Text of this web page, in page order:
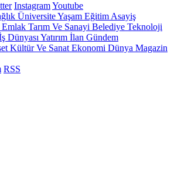
InstagramYoutube
ÜniversiteYaşam Eğitim Asayiş
Emlak Tarım Ve Sanayi Belediye Teknoloji
Dünyası Yatırım İlan Gündem
Kültür Ve Sanat Ekonomi Dünya Magazin
RSS